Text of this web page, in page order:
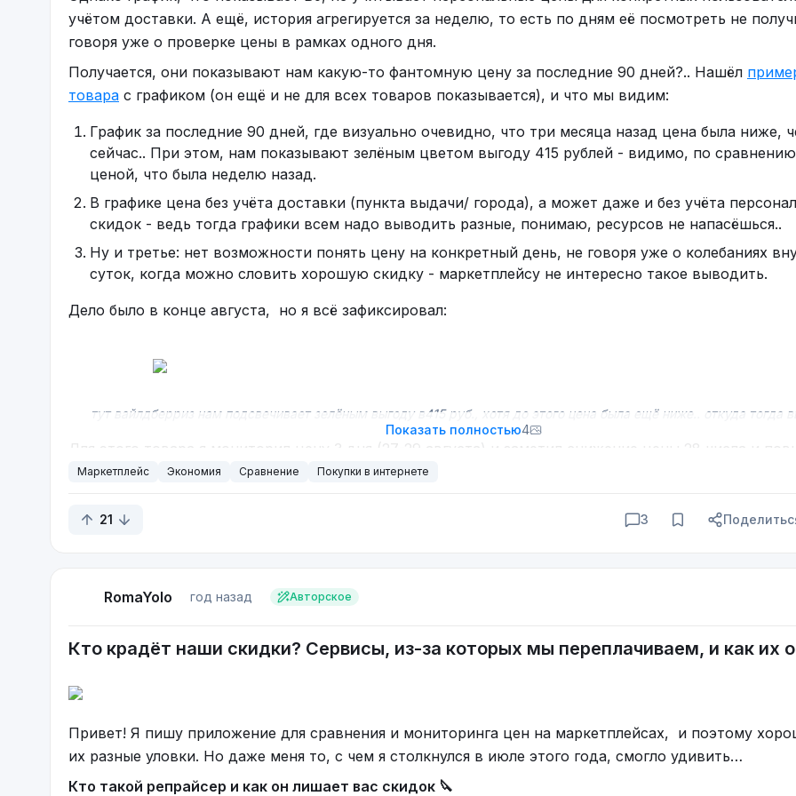
требует дополнительных подписок, если у вас уже есть доступ к ChatGPT, и позволяет гибко
форматировать итоговые протоколы.
Каждый из перечисленных инструментов помогает превратить заметки с совещаний из рутинной
автоматизированный процесс. Автоматическая расшифровка и сводки не только экономят время,
моменту записи. Попробуйте интегрировать эти сервисы в рабочий процесс — и встречи станут
продуктивнее, а команда сможет больше фокусироваться на содержании диалога, а не на
протоколировании.
учётом доставки. А ещё, история агрегируется за неделю, то есть по дням её посмотреть не
говоря уже о проверке цены в рамках одного дня.
Получается, они показывают нам какую-то фантомную цену за последние 90 дней?.. Нашёл
товара с графиком (он ещё и не для всех товаров показывается), и что мы видим:
График за последние 90 дней, где визуально очевидно, что три месяца назад цена была ниже,
сейчас.. При этом, нам показывают зелёным цветом выгоду 415 рублей - видимо, по
ценой, что была неделю назад.
В графике цена без учёта доставки (пункта выдачи/ города), а может даже и без учёта
скидок - ведь тогда графики всем надо выводить разные, понимаю, ресурсов не напасёшься..
Ну и третье: нет возможности понять цену на конкретный день, не говоря уже о колебаниях
суток, когда можно словить хорошую скидку - маркетплейсу не интересно такое выводить.
Дело было в конце августа, но я всё зафиксировал:
тут вайлдберриз нам подсвечивает зелёным выгоду в415 руб., хотя до этого цена была ещё ниже.. откуда тогда
обратно 29-го, чего на графике для всех конечно увидеть нельзя.
Показать полностью4
Маркетплейс Экономия Сравнение Покупки в интернете
21 3
RomaYolo год назад Авторское
Кто крадёт наши скидки? Сервисы, из-за которых мы переплачиваем, и как их
Привет! Я пишу приложение для сравнения и мониторинга цен на маркетплейсах, и поэтому
их разные уловки. Но даже меня то, с чем я столкнулся в июле этого года, смогло удивить…
Кто такой репрайсер и как он лишает вас скидок 🔪